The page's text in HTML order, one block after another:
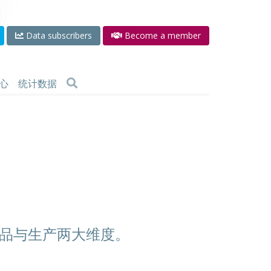
Data subscribers Become a member
统计数据
生产两大维度。